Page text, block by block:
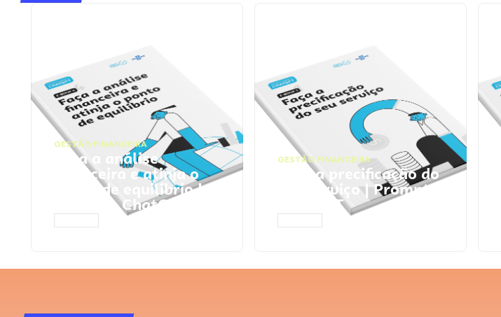
GESTÃO FINANCEIRA
Faça a análise
financeira e atinja o
ponto de equilíbrio |
Prompts ChatGPT
GESTÃO FINANCEIRA
Faça a precificação do
seu serviço | Prompts
ChatGPT